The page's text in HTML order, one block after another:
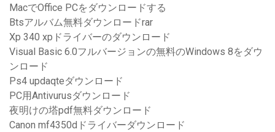
MacでOffice PCをダウンロードする
Btsアルバム無料ダウンロードrar
Xp 340 xpドライバーのダウンロード
Visual Basic 6.0フルバージョンの無料のWindows 8をダウ
ンロード
Ps4 updaqteダウンロード
PC用Antivurusダウンロード
夜明けの塔pdf無料ダウンロード
Canon mf4350dドライバーダウンロード